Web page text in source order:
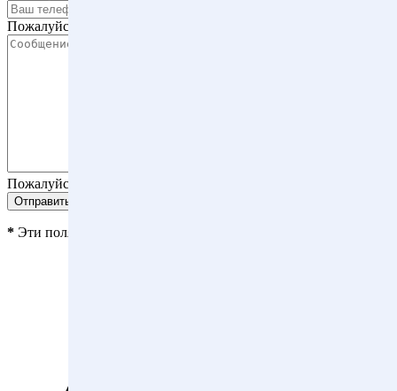
Пожалуйста, введите телефон.
Пожалуйста, введите сообщение.
* Эти поля являются обязательными.